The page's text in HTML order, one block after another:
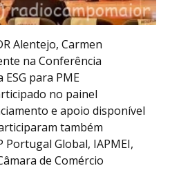
Alentejo, Carmen
na Conferência
para PME
no painel
e apoio disponível
também
Portugal Global, IAPMEI,
de Comércio